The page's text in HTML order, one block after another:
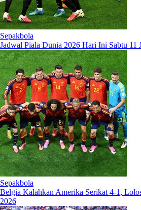
Sepakbola
Jadwal Piala Dunia 2026 Hari Ini Sabtu 11
Sepakbola
Belgia Kalahkan Amerika Serikat 4-1,
2026